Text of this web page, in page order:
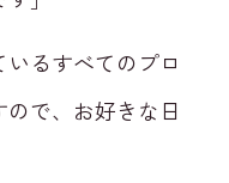
るすべてのプロ
で、お好きな日